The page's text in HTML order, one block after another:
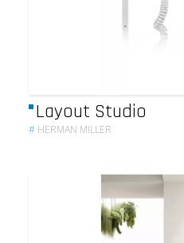
Layout Studio
# HERMAN MILLER